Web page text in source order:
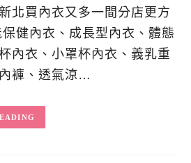
北買內衣又多一間分店更方
健內衣、成長型內衣、體態
內衣、小罩杯內衣、義乳重
褲、透氣涼…